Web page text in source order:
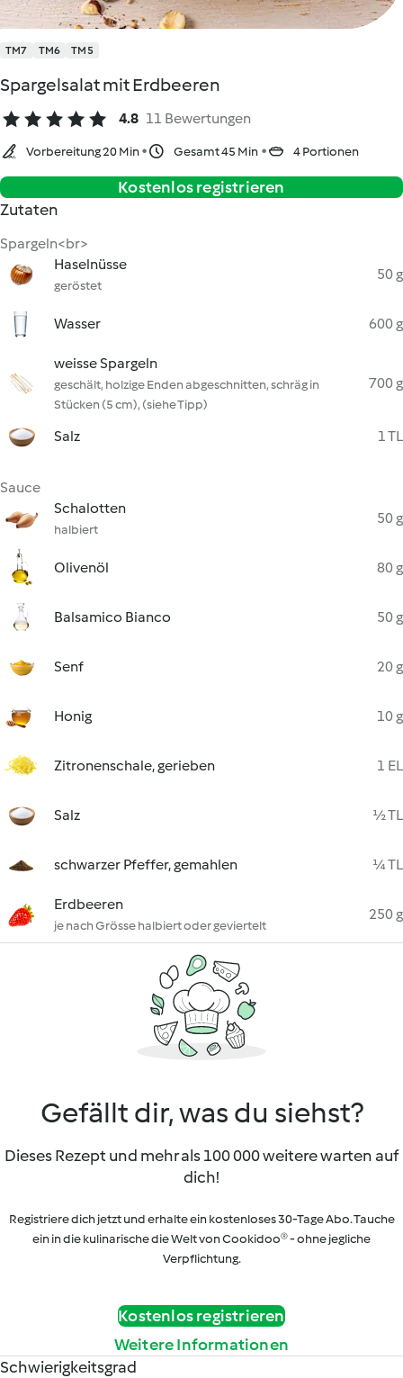
TM7 TM6 TM5
Spargelsalat mit Erdbeeren
4.8 11 Bewertungen
Vorbereitung 20 Min Gesamt 45 Min 4 Portionen
Kostenlos registrieren
Zutaten
Spargeln<br>
Haselnüsse
geröstet
50 g
Wasser 600 g
weisse Spargeln
geschält, holzige Enden abgeschnitten, schräg in
Stücken (5 cm), (siehe Tipp)
700 g
Salz 1 TL
Sauce
Schalotten
halbiert
50 g
Olivenöl 80 g
Balsamico Bianco 50 g
Senf 20 g
Honig 10 g
Zitronenschale, gerieben 1 EL
Salz ½ TL
schwarzer Pfeffer, gemahlen ¼ TL
Erdbeeren
je nach Grösse halbiert oder geviertelt
250 g
Gefällt dir, was du siehst?
Dieses Rezept und mehr als 100 000 weitere warten auf
dich!
Registriere dich jetzt und erhalte ein kostenloses 30-Tage Abo. Tauche
ein in die kulinarische die Welt von Cookidoo® - ohne jegliche
Verpflichtung.
Kostenlos registrieren
Weitere Informationen
Schwierigkeitsgrad